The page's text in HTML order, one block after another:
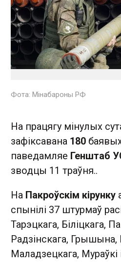
Фота: Мінабароны РФ
На працягу мінулых
зафіксавана 180
паведамляе Генштаб
зводцы 11 траўня..
На Пакроўскім кірунку
спынілі 37 штурмаў
Тарэцкага, Біліцкага,
Радзінскага, Грышына,
Маладзецкага, Мураўкі